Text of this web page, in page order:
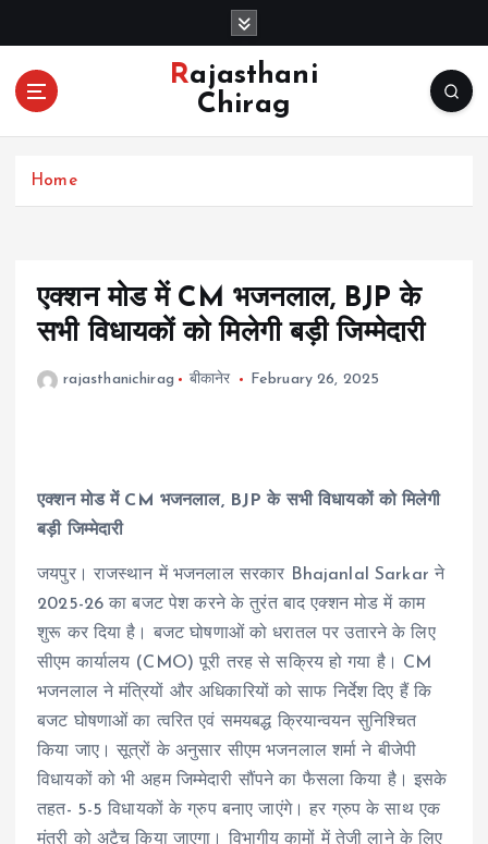
o
Rajasthani
Chirag
Home
एक्शन मोड में CM भजनलाल, BJP के
सभी विधायकों को मिलेगी बड़ी जिम्मेदारी
rajasthanichirag बीकानेर February 26, 2025
एक्शन मोड में CM भजनलाल, BJP के सभी विधायकों को मिलेगी
बड़ी जिम्मेदारी
जयपुर। राजस्थान में भजनलाल सरकार Bhajanlal Sarkar ने
2025-26 का बजट पेश करने के तुरंत बाद एक्शन मोड में काम
शुरू कर दिया है। बजट घोषणाओं को धरातल पर उतारने के लिए
सीएम कार्यालय (CMO) पूरी तरह से सक्रिय हो गया है। CM
भजनलाल ने मंत्रियों और अधिकारियों को साफ निर्देश दिए हैं कि
बजट घोषणाओं का त्वरित एवं समयबद्ध क्रियान्वयन सुनिश्चित
किया जाए। सूत्रों के अनुसार सीएम भजनलाल शर्मा ने बीजेपी
विधायकों को भी अहम जिम्मेदारी सौंपने का फैसला किया है। इसके
तहत- 5-5 विधायकों के ग्रुप बनाए जाएंगे। हर ग्रुप के साथ एक
मंत्री को अटैच किया जाएगा। विभागीय कामों में तेजी लाने के लिए